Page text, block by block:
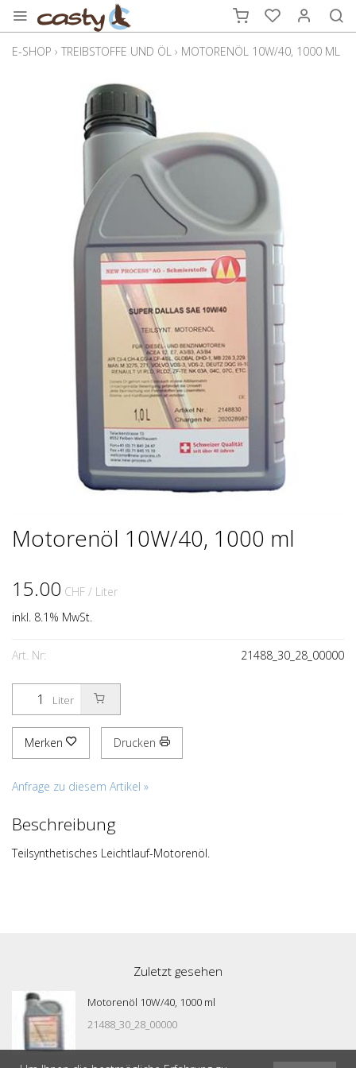
E-SHOP › TREIBSTOFFE UND ÖL › MOTORENÖL 10W/40, 1000 ML
Motorenöl 10W/40, 1000 ml
15.00 CHF / Liter
inkl. 8.1% MwSt.
Art. Nr: 21488_30_28_00000
Liter
Merken Drucken
Anfrage zu diesem Artikel »
Beschreibung
Teilsynthetisches Leichtlauf-Motorenöl.
Zuletzt gesehen
Motorenöl 10W/40, 1000 ml
21488_30_28_00000